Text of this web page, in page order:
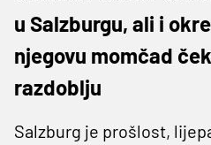
u Salzburgu, ali i
njegovu momčad
razdoblju
Salzburg je prošlost,